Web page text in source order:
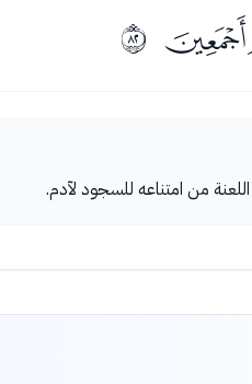
ﱑ
من امتناعه للسجود لآدم.